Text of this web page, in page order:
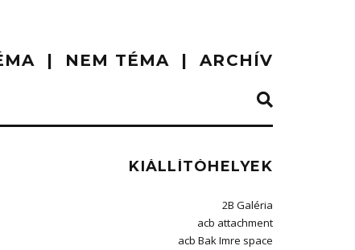
NEM TÉMA ARCHÍV
KIÁLLÍTÓHELYEK
2B Galéria
acb attachment
acb Bak Imre space